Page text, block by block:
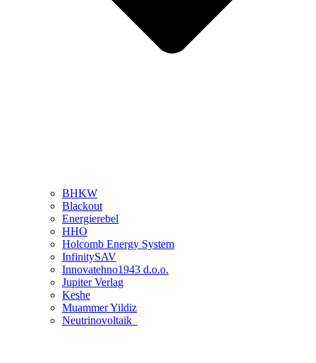
BHKW
Blackout
Energierebel
HHO
Holcomb Energy System
InfinitySAV
Innovatehno1943 d.o.o.
Jupiter Verlag
Keshe
Muammer Yildiz
Neutrinovoltaik